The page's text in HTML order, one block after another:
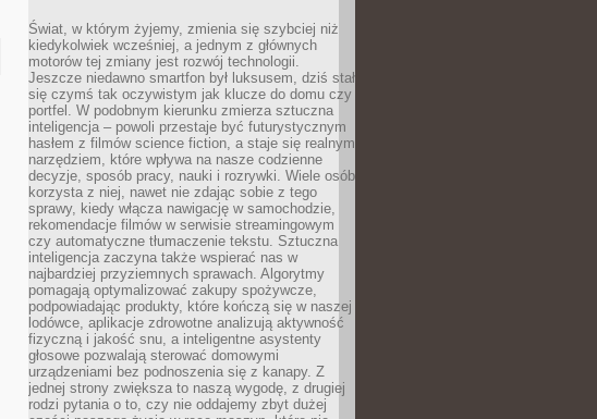
Świat, w którym żyjemy, zmienia się szybciej niż
kiedykolwiek wcześniej, a jednym z głównych
motorów tej zmiany jest rozwój technologii.
Jeszcze niedawno smartfon był luksusem, dziś stał
się czymś tak oczywistym jak klucze do domu czy
portfel. W podobnym kierunku zmierza sztuczna
inteligencja – powoli przestaje być futurystycznym
hasłem z filmów science fiction, a staje się realnym
narzędziem, które wpływa na nasze codzienne
decyzje, sposób pracy, nauki i rozrywki. Wiele osób
korzysta z niej, nawet nie zdając sobie z tego
sprawy, kiedy włącza nawigację w samochodzie,
rekomendacje filmów w serwisie streamingowym
czy automatyczne tłumaczenie tekstu. Sztuczna
inteligencja zaczyna także wspierać nas w
najbardziej przyziemnych sprawach. Algorytmy
pomagają optymalizować zakupy spożywcze,
podpowiadając produkty, które kończą się w naszej
lodówce, aplikacje zdrowotne analizują aktywność
fizyczną i jakość snu, a inteligentne asystenty
głosowe pozwalają sterować domowymi
urządzeniami bez podnoszenia się z kanapy. Z
jednej strony zwiększa to naszą wygodę, z drugiej
rodzi pytania o to, czy nie oddajemy zbyt dużej